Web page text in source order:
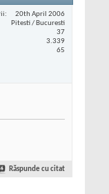
20th April 2006
Pitesti / Bucuresti
37
3.339
65
Răspunde cu citat